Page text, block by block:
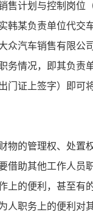
计划与控制岗位
韩某负责单位代交
众汽车销售有限公
务情况，即其负责
门证上签字）即可
的管理权、处置
借助其他工作人员
上的便利，甚至有
人职务上的便利对